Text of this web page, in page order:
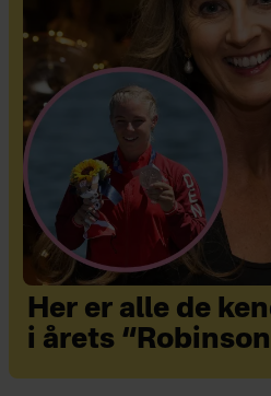
Her er alle de
i årets